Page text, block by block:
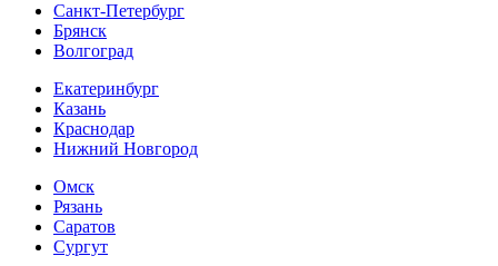
Санкт-Петербург
Брянск
Волгоград
Екатеринбург
Казань
Краснодар
Нижний Новгород
Омск
Рязань
Саратов
Сургут